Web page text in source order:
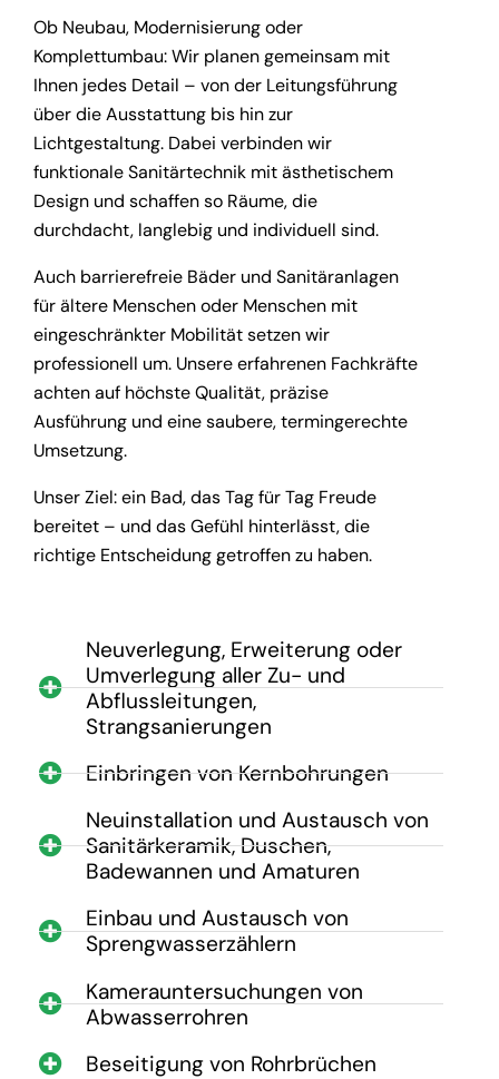
Ob Neubau, Modernisierung oder
Komplettumbau: Wir planen gemeinsam mit
Ihnen jedes Detail – von der Leitungsführung
über die Ausstattung bis hin zur
Lichtgestaltung. Dabei verbinden wir
funktionale Sanitärtechnik mit ästhetischem
Design und schaffen so Räume, die
durchdacht, langlebig und individuell sind.
Auch barrierefreie Bäder und Sanitäranlagen
für ältere Menschen oder Menschen mit
eingeschränkter Mobilität setzen wir
professionell um. Unsere erfahrenen Fachkräfte
achten auf höchste Qualität, präzise
Ausführung und eine saubere, termingerechte
Umsetzung.
Unser Ziel: ein Bad, das Tag für Tag Freude
bereitet – und das Gefühl hinterlässt, die
richtige Entscheidung getroffen zu haben.
Neuverlegung, Erweiterung oder
Umverlegung aller Zu- und
Abflussleitungen,
Strangsanierungen
Einbringen von Kernbohrungen
Neuinstallation und Austausch von
Sanitärkeramik, Duschen,
Badewannen und Amaturen
Einbau und Austausch von
Sprengwasserzählern
Kamerauntersuchungen von
Abwasserrohren
Beseitigung von Rohrbrüchen